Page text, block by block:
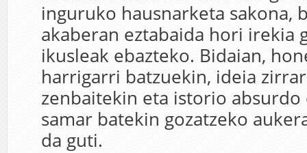
inguruko hausnarketa sakona,
akaberan eztabaida hori irekia
ikusleak ebazteko. Bidaian,
harrigarri batzuekin, ideia
zenbaitekin eta istorio
samar batekin gozatzeko
da guti.